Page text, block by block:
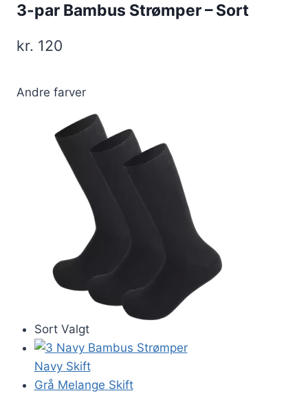
3-par Bambus Strømper – Sort
kr. 120
Andre farver
Sort Valgt
Navy Skift
Grå Melange Skift